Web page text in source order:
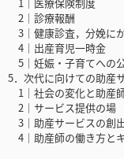
2｜診療報酬
3｜健康診査，分
4｜出産育児一
5｜妊娠・子育てへ
5．次代に向けて
1｜社会の変化と
2｜サービス提
3｜助産サービス
4｜助産師の働き